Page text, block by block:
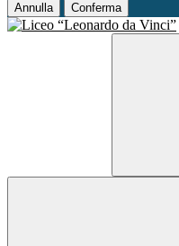
Annulla Conferma